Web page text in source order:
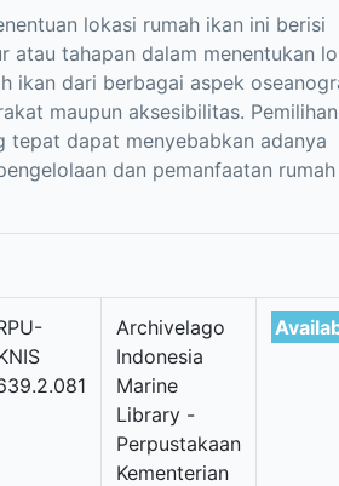
lokasi rumah ikan ini berisi
atau tahapan dalam menentukan
ikan dari berbagai aspek
maupun aksesibilitas. Pemilihan
tepat dapat menyebabkan adanya
dan pemanfaatan
Archivelago
Indonesia
Marine
Library -
Perpustakaan
Kementerian